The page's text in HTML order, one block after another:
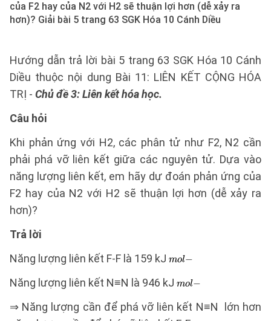
của F2 hay của N2 với H2 sẽ thuận lợi hơn (dễ xảy ra
hơn)? Giải bài 5 trang 63 SGK Hóa 10 Cánh Diều
Hướng dẫn trả lời bài 5 trang 63 SGK Hóa 10 Cánh
Diều thuộc nội dung Bài 11: LIÊN KẾT CỘNG HÓA
TRỊ - Chủ đề 3: Liên kết hóa học.
Câu hỏi
Khi phản ứng với H2, các phân tử như F2, N2 cần
phải phá vỡ liên kết giữa các nguyên tử. Dựa vào
năng lượng liên kết, em hãy dự đoán phản ứng của
F2 hay của N2 với H2 sẽ thuận lợi hơn (dễ xảy ra
hơn)?
Trả lời
Năng lượng liên kết F-F là 159 kJ
Năng lượng liên kết N≡N là 946 kJ
⇒ Năng lượng cần để phá vỡ liên kết N≡N lớn hơn